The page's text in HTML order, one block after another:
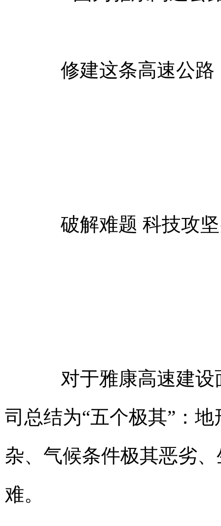
修建这条高速公路
破解难题 科技攻坚
对于雅康高速建设
司总结为“五个极其”：
杂、气候条件极其恶劣
难。